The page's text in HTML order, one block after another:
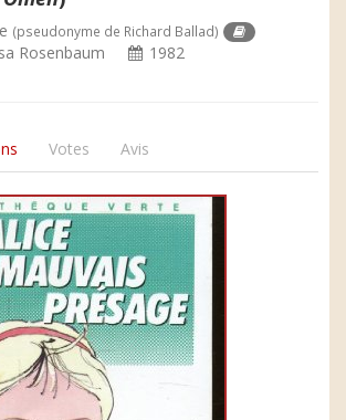
(pseudonyme de Richard Ballad)
Rosenbaum
1982
Votes Avis